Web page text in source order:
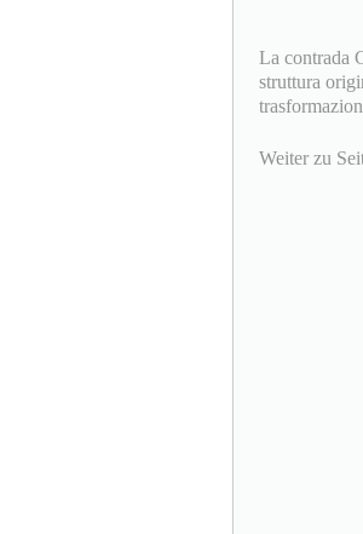
La contrada
struttura
Weiter zu